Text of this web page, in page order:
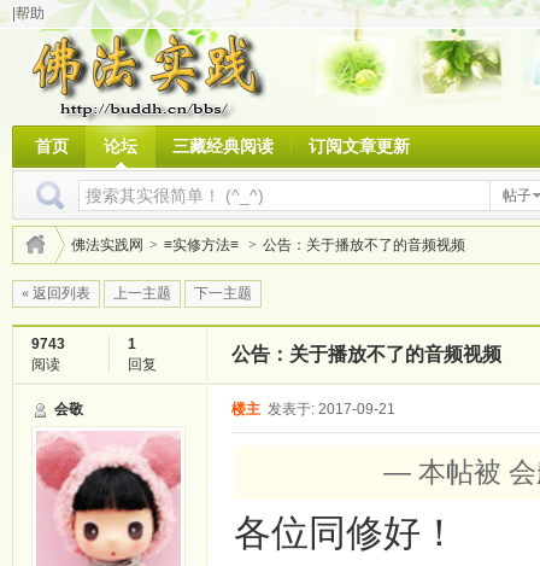
|帮助
首页 论坛 三藏经典阅读 订阅文章更新
帖子
佛法实践网 > ≡实修方法≡ > 公告：关于播放不了的音频视频
« 返回列表 上一主题 下一主题
9743
阅读
1
回复
公告：关于播放不了的音频视频
会敬 楼主 发表于: 2017-09-21
— 本帖被 会
各位同修好！